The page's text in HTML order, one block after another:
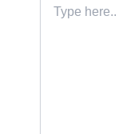
here..